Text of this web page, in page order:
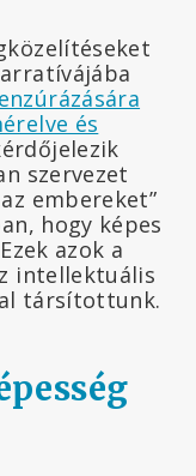
és
szervezet
embereket”
hogy képes
azok a
intellektuális
társítottunk.